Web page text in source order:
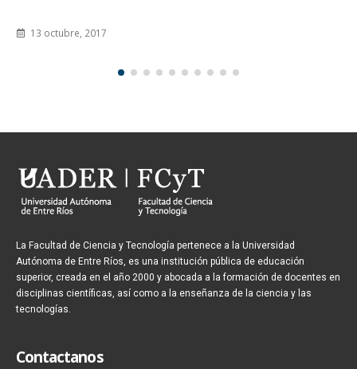
13 octubre, 2017
La Facultad de Ciencia y Tecnología pertenece a la Universidad
Autónoma de Entre Ríos, es una institución pública de educación
superior, creada en el año 2000 y abocada a la formación de docentes en
disciplinas científicas, así como a la enseñanza de la ciencia y las
tecnologías.
Contactanos